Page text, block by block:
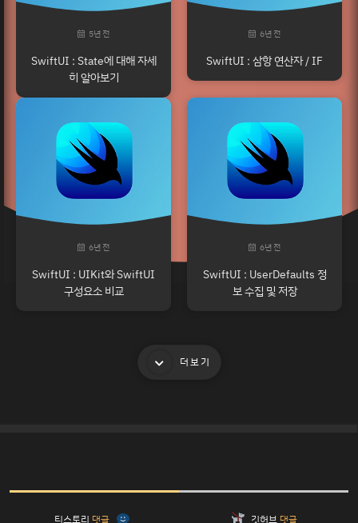
5년 전
SwiftUI : State에 대해 자세
히 알아보기
6년 전
SwiftUI : 삼항 연산자 / IF
6년 전
SwiftUI : UIKit와 SwiftUI
구성요소 비교
6년 전
SwiftUI : UserDefaults 정
보 수집 및 저장
더보기
티스토리 댓글 깃허브 댓글